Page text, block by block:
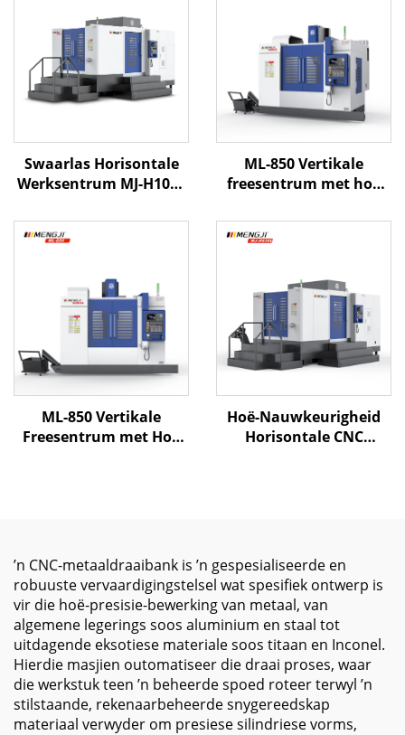
Swaarlas Horisontale
Werksentrum MJ-H1000
CNC Horisontale
Werksentrum
ML-850 Vertikale
freesentrum met hoë
3-as CNC-beheer vir
doeltreffende vorm- en
ML-850 Vertikale
Freesentrum met Hoë
Hoë-Nauwkeurigheid
Horisontale CNC
’n CNC-metaaldraaibank is ’n gespesialiseerde en
robuuste vervaardigingstelsel wat spesifiek ontwerp is
vir die hoë-presisie-bewerking van metaal, van
algemene legerings soos aluminium en staal tot
uitdagende eksotiese materiale soos titaan en Inconel.
Hierdie masjien outomatiseer die draai proses, waar
die werkstuk teen ’n beheerde spoed roteer terwyl ’n
stilstaande, rekenaarbeheerde snygereedskap
materiaal verwyder om presiese silindriese vorms,